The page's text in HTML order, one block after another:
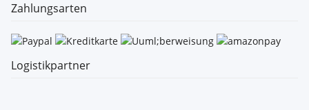
Zahlungsarten
Logistikpartner